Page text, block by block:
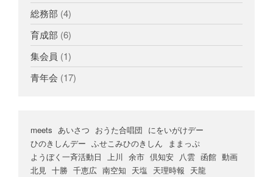
総務部 (4)
育成部 (6)
集会員 (1)
青年会 (17)
meets あいさつ おうた合唱団 にをいがけデー
ひのきしんデー ふせこみひのきしん
ままっぷ
ようぼく一斉活動日 上川 余市 倶知安 八雲 函館 動画
北見 十勝 千恵広 南空知 天塩 天理時報 天龍